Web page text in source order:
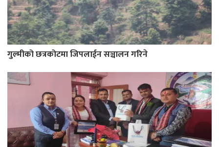
गुल्मीको छत्रकोटमा जिपलाईन सञ्चालन गरिने